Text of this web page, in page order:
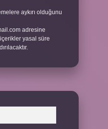
aykırı olduğunu
adresine
yasal süre